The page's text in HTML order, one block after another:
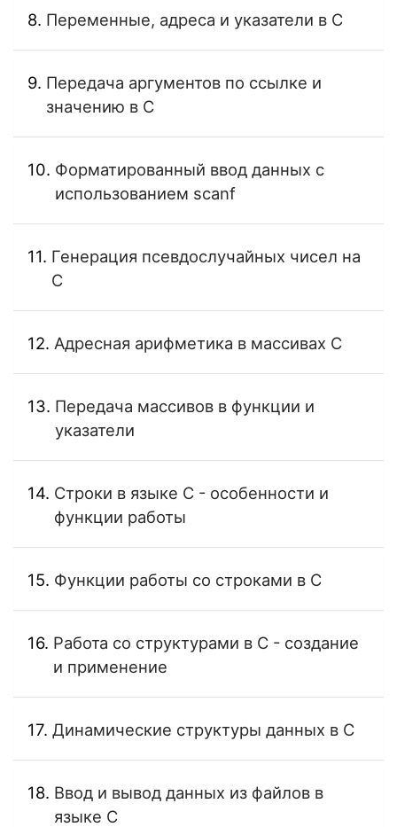
Переменные, адреса и указатели в C
Передача аргументов по ссылке и
значению в C
Форматированный ввод данных с
использованием scanf
Генерация псевдослучайных чисел на
C
Адресная арифметика в массивах C
Передача массивов в функции и
указатели
Строки в языке C - особенности и
функции работы
Функции работы со строками в C
Работа со структурами в C - создание
и применение
Динамические структуры данных в C
Ввод и вывод данных из файлов в
языке C